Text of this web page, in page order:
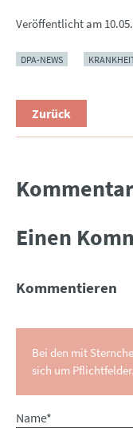
Veröffentlicht am
DPA-NEWS
Zurück
Einen
Kommentieren
Bei den mit
sich um Pflichtfelder.
Pflichtfeld
Name*